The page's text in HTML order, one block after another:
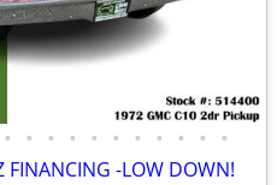
• • • • • • • • • • •
-LOW DOWN!